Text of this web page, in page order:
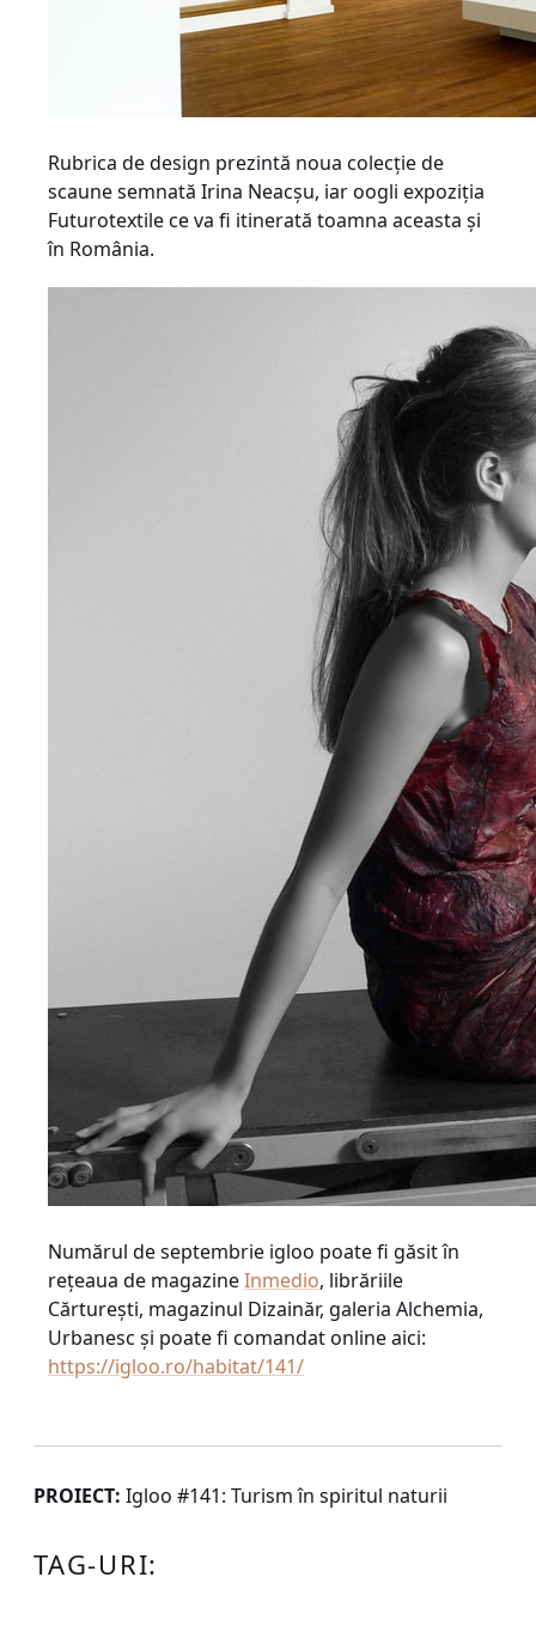
Rubrica de design prezintă noua colecţie de
scaune semnată Irina Neacşu, iar oogli expoziţia
Futurotextile ce va fi itinerată toamna aceasta şi
în România.
Numărul de septembrie igloo poate fi găsit în
reţeaua de magazineInmedio, librăriile
Cărtureşti, magazinul Dizainăr, galeria Alchemia,
Urbanesc şi poate fi comandat online aici:
https://igloo.ro/habitat/141/
PROIECT: Igloo #141: Turism în spiritul naturii
TAG-URI: